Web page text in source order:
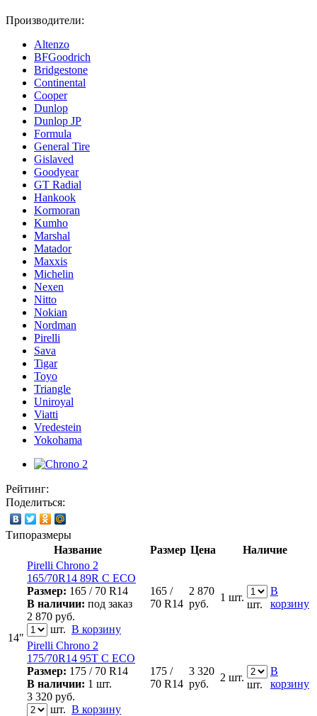
Производители:
Altenzo
BFGoodrich
Bridgestone
Continental
Cooper
Dunlop
Dunlop JP
Formula
General Tire
Gislaved
Goodyear
GT Radial
Hankook
Kormoran
Kumho
Marshal
Matador
Maxxis
Michelin
Nexen
Nitto
Nokian
Nordman
Pirelli
Sava
Tigar
Toyo
Triangle
Uniroyal
Viatti
Vredestein
Yokohama
Рейтинг:
Поделиться:
Типоразмеры
Название
Размер Цена Наличие
14"
Pirelli Chrono 2
165/70R14 89R C ECO
Размер: 165 / 70 R14
В наличии: под заказ
2 870 руб.
шт. В корзину
165 /
70 R14
2 870
руб.
1 шт.
шт.
В
корзину
Pirelli Chrono 2
175/70R14 95T C ECO
Размер: 175 / 70 R14
В наличии: 1 шт.
3 320 руб.
шт. В корзину
175 /
70 R14
3 320
руб.
2 шт.
шт.
В
корзину